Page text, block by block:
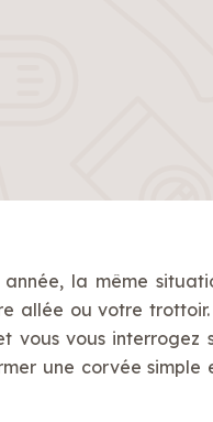
la même
allée ou votre trottoir.
vous vous interrogez
une corvée simple